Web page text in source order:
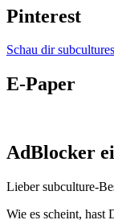
Pinterest
Schau dir
E-Paper
AdBlocker
Lieber subculture-
Wie es scheint, hast